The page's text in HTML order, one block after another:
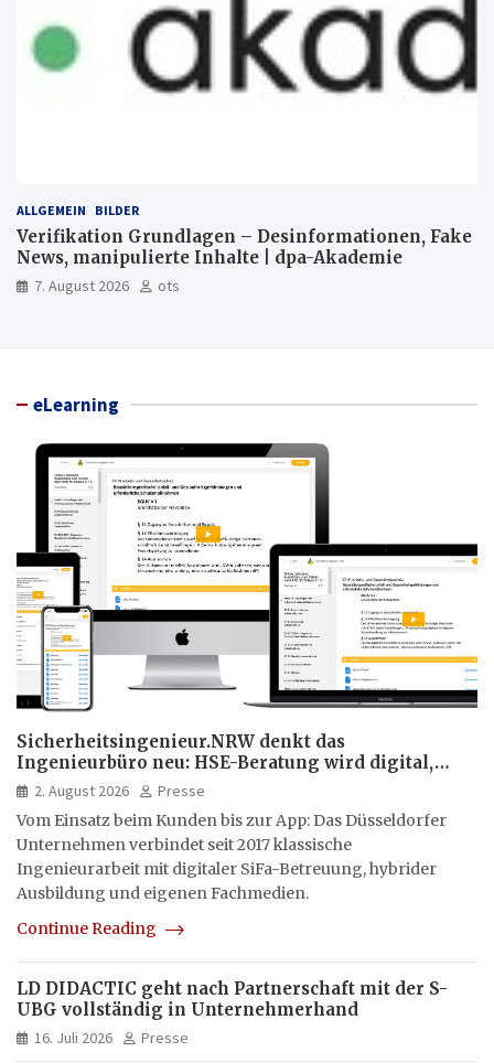
ALLGEMEIN BILDER
Verifikation Grundlagen – Desinformationen, Fake
News, manipulierte Inhalte | dpa-Akademie
7. August 2026 ots
eLearning
Sicherheitsingenieur.NRW denkt das
Ingenieurbüro neu: HSE-Beratung wird digital,
hybrid und multimedial
2. August 2026
Presse
Vom Einsatz beim Kunden bis zur App: Das Düsseldorfer
Unternehmen verbindet seit 2017 klassische
Ingenieurarbeit mit digitaler SiFa-Betreuung, hybrider
Ausbildung und eigenen Fachmedien.
Continue Reading
LD DIDACTIC geht nach Partnerschaft mit der S-
UBG vollständig in Unternehmerhand
16. Juli 2026 Presse